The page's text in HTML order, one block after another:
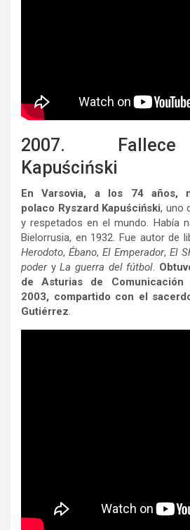
2007. Fallece
Kapuściński
En Varsovia, a los 74 años,
polaco Ryszard Kapuściński, uno
y respetados en el mundo. Había
Bielorrusia, en 1932. Fue autor de
Herodoto, Ébano, El Emperador, El
poder yLa guerra del fútbol.
de Asturias de Comunicación
2003, compartido con el
Gutiérrez.